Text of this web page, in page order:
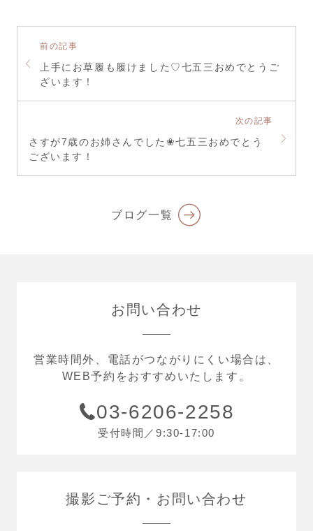
前の記事
上手にお草履も履けました♡七五三おめでとうご
ざいます！
次の記事
さすが7歳のお姉さんでした❀七五三おめでとう
ございます！
ブログ一覧
お問い合わせ
営業時間外、電話がつながりにくい場合は、
WEB予約をおすすめいたします。
03-6206-2258
受付時間／9:30-17:00
撮影ご予約 お問い合わせ